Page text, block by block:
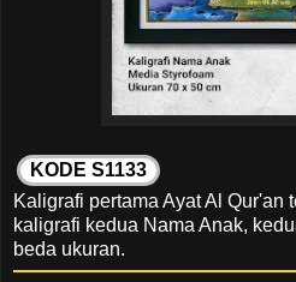
KODE S1133
Kaligrafi pertama Ayat Al Qur'an
kaligrafi kedua Nama Anak,
beda ukuran.